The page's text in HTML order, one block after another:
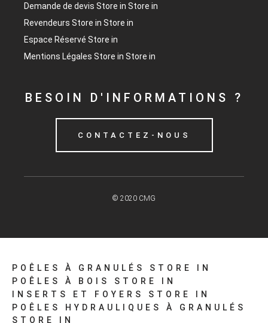
Demande de devis Store in Store in
Revendeurs Store in Store in
Espace Réservé Store in
Mentions Légales Store in Store in
BESOIN D'INFORMATIONS ?
CONTACTEZ-NOUS
© 2020 CMG
POÊLES À GRANULÉS STORE IN
POÊLES À BOIS STORE IN
INSERTS ET FOYERS STORE IN
POÊLES HYDRAULIQUES À GRANULÉS
STORE IN